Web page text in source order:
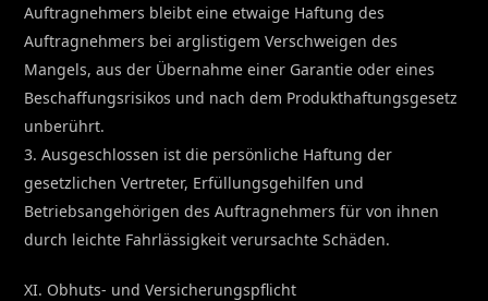
Auftragnehmers bleibt eine etwaige Haftung des
Auftragnehmers bei arglistigem Verschweigen des
Mangels, aus der Übernahme einer Garantie oder eines
Beschaffungsrisikos und nach dem Produkthaftungsgesetz
unberührt.
3. Ausgeschlossen ist die persönliche Haftung der
gesetzlichen Vertreter, Erfüllungsgehilfen und
Betriebsangehörigen des Auftragnehmers für von ihnen
durch leichte Fahrlässigkeit verursachte Schäden.
XI. Obhuts- und Versicherungspflicht